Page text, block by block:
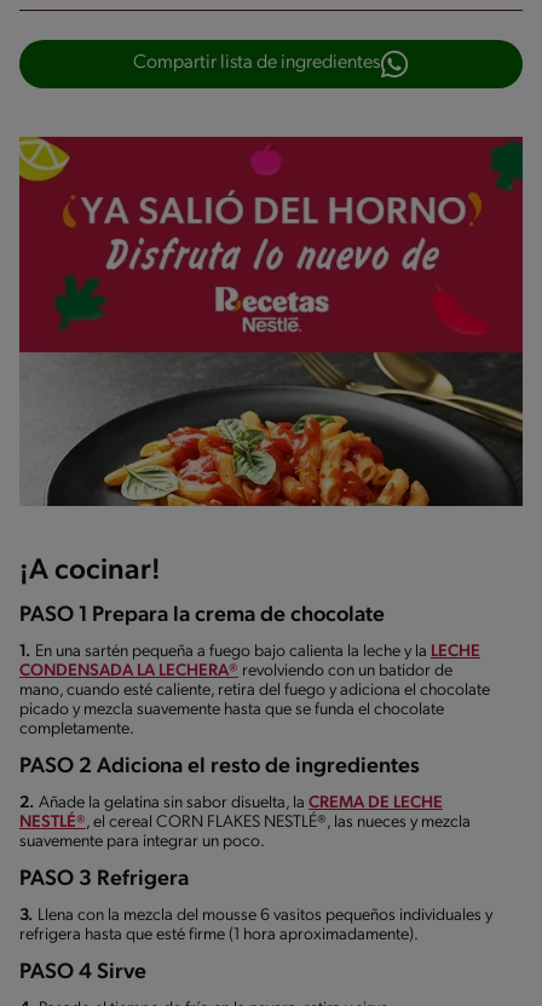
Compartir lista de ingredientes
¡A cocinar!
PASO 1 Prepara la crema de chocolate
1. En una sartén pequeña a fuego bajo calienta la leche y la LECHE
CONDENSADA LA LECHERA® revolviendo con un batidor de
mano, cuando esté caliente, retira del fuego y adiciona el chocolate
picado y mezcla suavemente hasta que se funda el chocolate
completamente.
PASO 2 Adiciona el resto de ingredientes
2. Añade la gelatina sin sabor disuelta, la CREMA DE LECHE
NESTLÉ®, el cereal CORN FLAKES NESTLÉ®, las nueces y mezcla
suavemente para integrar un poco.
PASO 3 Refrigera
3. Llena con la mezcla del mousse 6 vasitos pequeños individuales y
refrigera hasta que esté firme (1 hora aproximadamente).
PASO 4 Sirve